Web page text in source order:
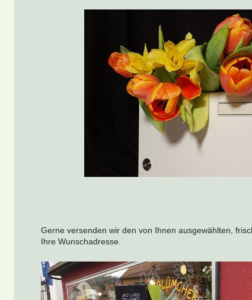
Gerne versenden wir den von Ihnen ausgewählten,
Ihre Wunschadresse.